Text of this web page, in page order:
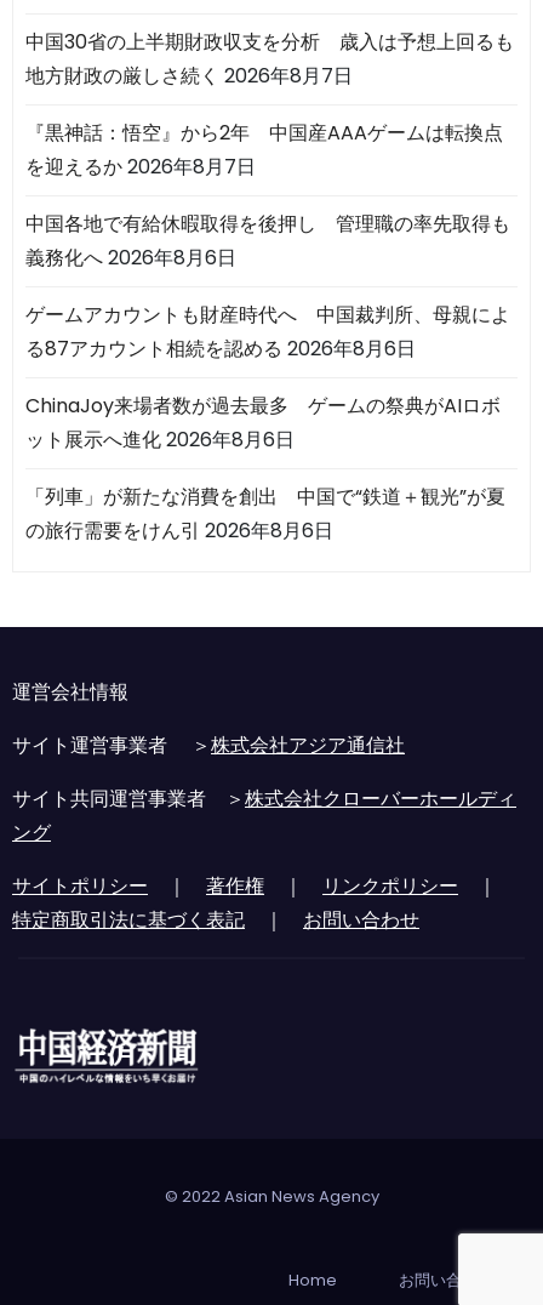
中国30省の上半期財政収支を分析 歳入は予想上回るも
地方財政の厳しさ続く 2026年8月7日
『黒神話：悟空』から2年 中国産AAAゲームは転換点
を迎えるか2026年8月7日
中国各地で有給休暇取得を後押し 管理職の率先取得も
義務化へ2026年8月6日
ゲームアカウントも財産時代へ 中国裁判所、母親によ
る87アカウント相続を認める 2026年8月6日
ChinaJoy来場者数が過去最多 ゲームの祭典がAIロボ
ット展示へ進化2026年8月6日
「列車」が新たな消費を創出 中国で“鉄道＋観光”が夏
の旅行需要をけん引 2026年8月6日
運営会社情報
サイト運営事業者 ＞株式会社アジア通信社
サイト共同運営事業者 ＞株式会社クローバーホールディ
ング
サイトポリシー ｜ 著作権 ｜ リンクポリシー ｜
特定商取引法に基づく表記 ｜ お問い合わせ
© 2022 Asian News Agency
Home お問い合わせ